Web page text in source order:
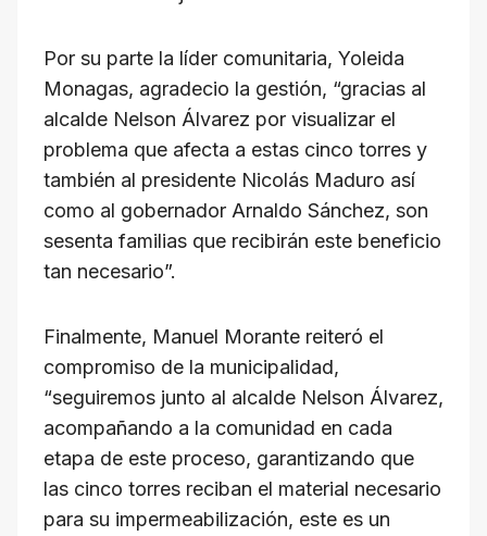
Por su parte la líder comunitaria, Yoleida
Monagas, agradecio la gestión, “gracias al
alcalde Nelson Álvarez por visualizar el
problema que afecta a estas cinco torres y
también al presidente Nicolás Maduro así
como al gobernador Arnaldo Sánchez, son
sesenta familias que recibirán este beneficio
tan necesario”.
Finalmente, Manuel Morante reiteró el
compromiso de la municipalidad,
“seguiremos junto al alcalde Nelson Álvarez,
acompañando a la comunidad en cada
etapa de este proceso, garantizando que
las cinco torres reciban el material necesario
para su impermeabilización, este es un